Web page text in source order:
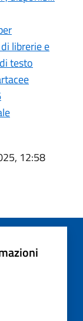
librerie e
testo
12:58